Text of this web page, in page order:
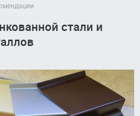
стали и